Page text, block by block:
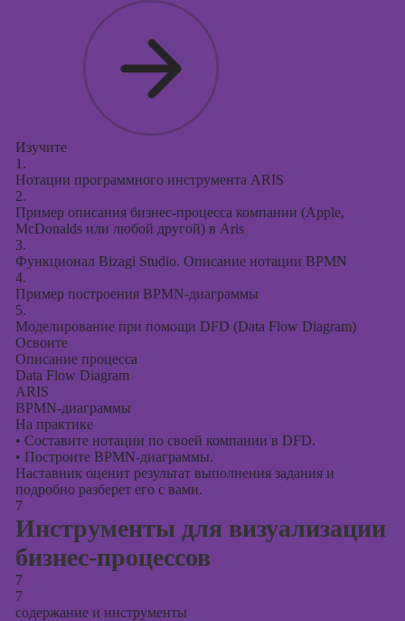
Изучите
1.
Нотации программного инструмента ARIS
2.
Пример описания бизнес-процесса компании (Apple,
McDonalds или любой другой) в Aris
3.
Функционал Bizagi Studio. Описание нотации BPMN
4.
Пример построения BPMN-диаграммы
5.
Моделирование при помощи DFD (Data Flow Diagram)
Освоите
Описание процесса
Data Flow Diagram
ARIS
BPMN-диаграммы
На практике
• Составите нотации по своей компании в DFD.
• Построите BPMN-диаграммы.
Наставник оценит результат выполнения задания и
подробно разберет его с вами.
7
Инструменты для визуализации
бизнес-процессов
7
7
содержание и инструменты